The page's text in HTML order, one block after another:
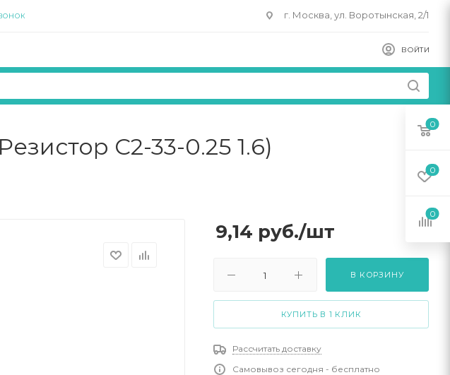
г. Москва, ул. Воротынская, 2/1
ВОЙТИ
С2-33-0.25 1.6)
9,14 руб./шт
В КОРЗИНУ
КУПИТЬ В 1 КЛИК
Рассчитать доставку
Самовывоз сегодня - бесплатно
0
0
0